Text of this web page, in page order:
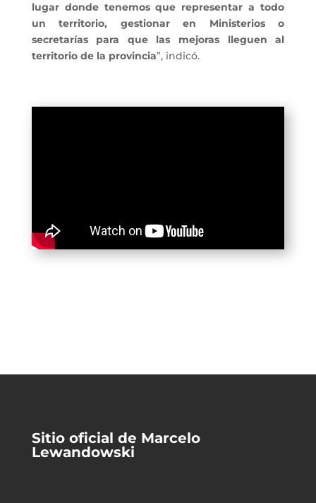
lugar donde tenemos que representar a todo
un territorio, gestionar en Ministerios o
secretarías para que las mejoras lleguen al
territorio de la provincia”, indicó.
Sitio oficial de Marcelo
Lewandowski